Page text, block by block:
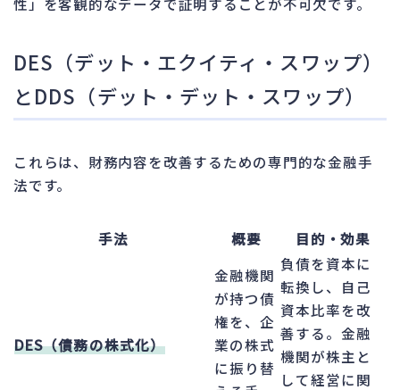
DES（デット・エクイティ・スワップ）
とDDS（デット・デット・スワップ）
これらは、財務内容を改善するための専門的な金融手
法です。
手法 概要 目的・効果
DES（債務の株式化）
金融機関
が持つ債
権を、企
業の株式
に振り替
負債を資本に
転換し、自己
資本比率を改
善する。金融
機関が株主と
して経営に関